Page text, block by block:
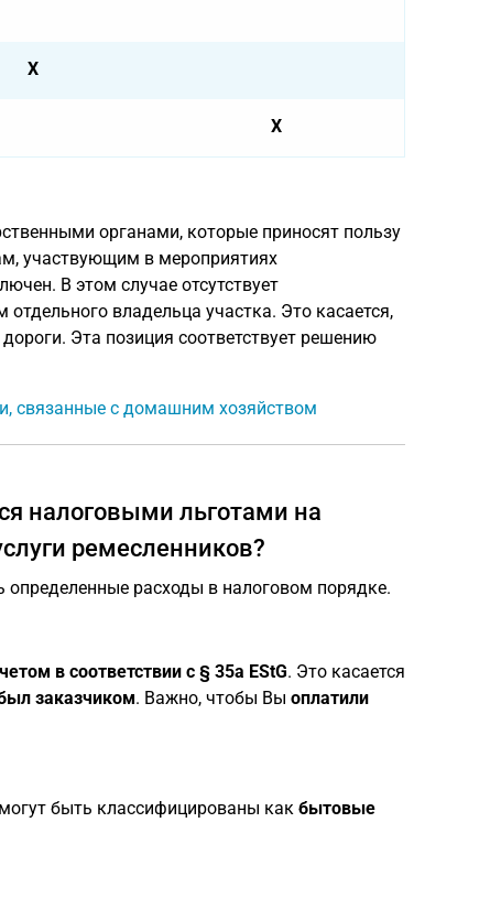
X
X
органами, которые приносят пользу
участвующим в мероприятиях
В этом случае отсутствует
владельца участка. Это касается,
Эта позиция соответствует решению
связанные с домашним хозяйством
налоговыми льготами на
ремесленников?
определенные расходы в налоговом порядке.
в соответствии с § 35a EStG. Это касается
заказчиком. Важно, чтобы Вы оплатили
быть классифицированы как бытовые